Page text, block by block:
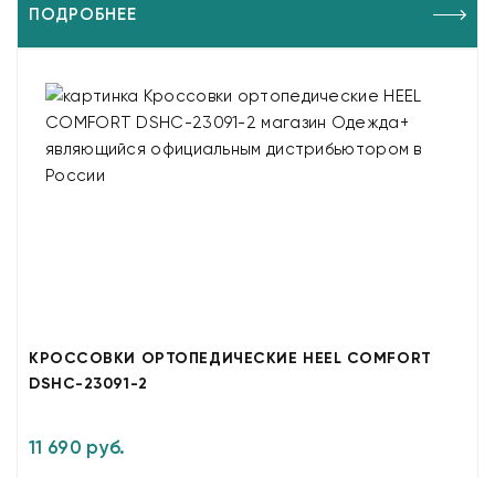
ПОДРОБНЕЕ
КРОССОВКИ ОРТОПЕДИЧЕСКИЕ HEEL COMFORT
DSHC-23091-2
11 690 руб.